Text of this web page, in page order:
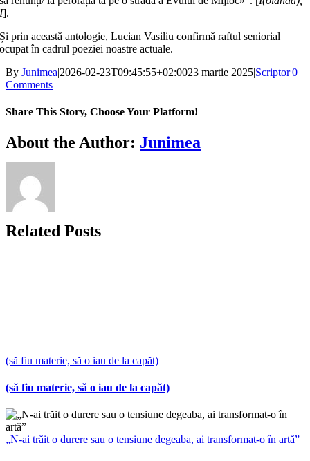
I].
Și prin această antologie, Lucian Vasiliu confirmă raftul seniorial
ocupat în cadrul poeziei noastre actuale.
By Junimea|2026-02-23T09:45:55+02:0023 martie 2025|Scriptor|0
Comments
Share This Story, Choose Your Platform!
Facebook
X
Bluesky
Reddit
LinkedIn
WhatsApp
Telegram
Tumblr
Xing
Email
Copy
Link
About the Author: Junimea
Related Posts
(să fiu materie, să o iau de la capăt)
(să fiu materie, să o iau de la capăt)
„N-ai trăit o durere sau o tensiune degeaba, ai transformat-o în artă”